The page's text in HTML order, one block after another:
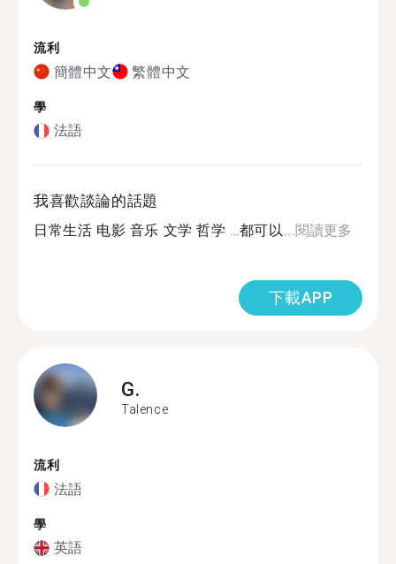
流利
簡體中文 繁體中文
學
法語
我喜歡談論的話題
日常生活 电影 音乐 文学 哲学 …都可以...閱讀更多
下載APP
G.
Talence
流利
法語
學
英語